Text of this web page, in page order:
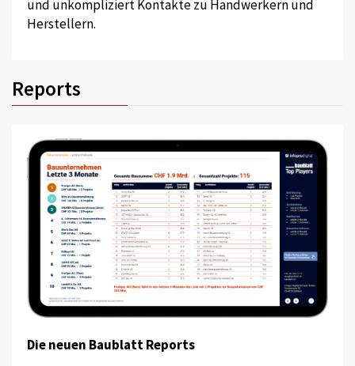
und unkompliziert Kontakte zu Handwerkern und
Herstellern.
Reports
Die neuen Baublatt Reports